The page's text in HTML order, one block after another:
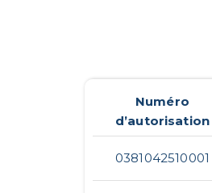
Numéro
d’autorisation
0381042510001